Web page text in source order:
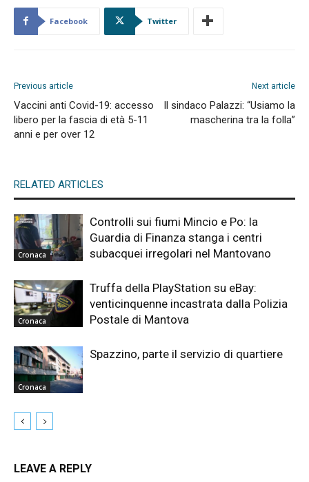
Facebook Twitter
Previous article
Vaccini anti Covid-19: accesso
libero per la fascia di età 5-11
anni e per over 12
Next article
Il sindaco Palazzi: “Usiamo la
mascherina tra la folla”
RELATED ARTICLES
Cronaca
Controlli sui fiumi Mincio e Po: la
Guardia di Finanza stanga i centri
subacquei irregolari nel Mantovano
Cronaca
Truffa della PlayStation su eBay:
venticinquenne incastrata dalla Polizia
Postale di Mantova
Cronaca
Spazzino, parte il servizio di quartiere
LEAVE A REPLY